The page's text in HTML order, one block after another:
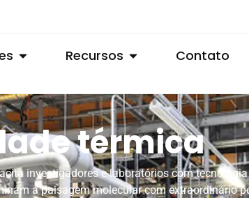
Recursos Contato
térmica
investigadores e laboratórios com
a paisagem molecular com extraordinário